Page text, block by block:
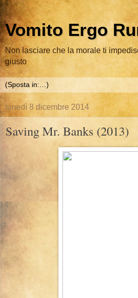
Vomito Ergo
Non lasciare che la morale ti
giusto
lunedì 8 dicembre 2014
Saving Mr. Banks (2013)